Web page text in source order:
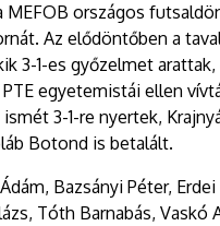
MEFOB országos
Az elődöntőben a
3-1-es győzelmet
egyetemistái ellen
3-1-re nyertek,
Botond is betalált.
Bazsányi Péter,
Tóth Barnabás,